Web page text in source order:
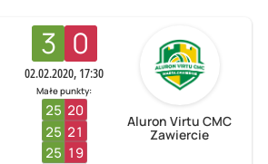
3 0
02.02.2020, 17:30
Małe punkty:
25 20
25 21
25 19
Aluron Virtu CMC
Zawiercie